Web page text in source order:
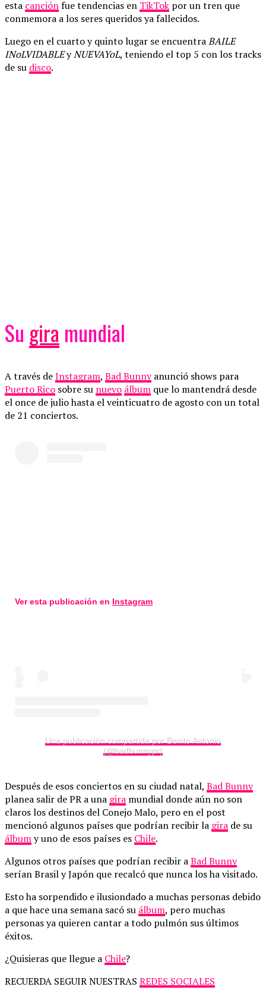
esta canciónfue tendencias en TikTok por un tren que
conmemora a los seres queridos ya fallecidos.
Luego en el cuarto y quinto lugar se encuentraBAILE
INoLVIDABLEyNUEVAYoL, teniendo el top 5 con los tracks
de su disco.
Su gira mundial
A través deInstagram, Bad Bunnyanunció shows para
Puerto Rico sobre su nuevo álbum que lo mantendrá desde
el once de julio hasta el veinticuatro de agosto con un total
de 21 conciertos.
Ver esta publicación en Instagram
Una publicación compartida por Benito Antonio
(@badbunnypr)
Después de esos conciertos en su ciudad natal, Bad Bunny
planea salir de PR a una gira mundial donde aún no son
claros los destinos del Conejo Malo, pero en el post
mencionó algunos países que podrían recibir la gira de su
álbumy uno de esos países es Chile.
Algunos otros países que podrían recibir aBad Bunny
serían Brasil y Japón que recalcó que nunca los ha visitado.
Esto ha sorpendido e ilusiondado a muchas personas debido
a que hace una semana sacó su álbum, pero muchas
personas ya quieren cantar a todo pulmón sus últimos
éxitos.
¿Quisieras que llegue a Chile?
RECUERDA SEGUIR NUESTRAS REDES SOCIALES